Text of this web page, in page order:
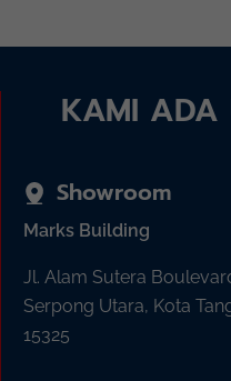
KAMI ADA
Showroom
Marks Building
Jl. Alam Sutera
Serpong Utara, Kota
15325